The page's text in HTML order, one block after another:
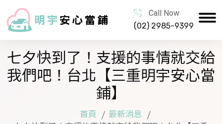
Call Now
(02) 2985-9399
七夕快到了！支援的事情就交給
我們吧！台北【三重明宇安心當
鋪】
首頁
最新消息